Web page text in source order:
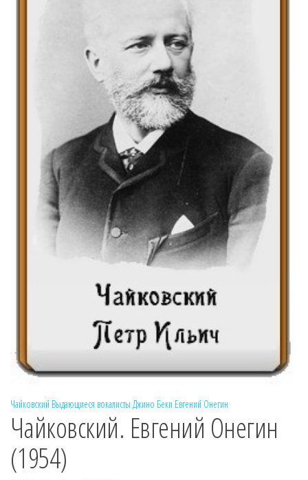
Чайковский Выдающиеся вокалисты Джино Беки Евгений Онегин
Чайковский. Евгений Онегин
(1954)